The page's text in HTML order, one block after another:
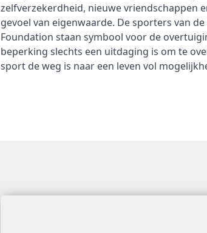
zelfverzekerdheid, nieuwe vriendschappen
gevoel van eigenwaarde. De sporters van
Foundation staan symbool voor de
beperking slechts een uitdaging is om te
sport de weg is naar een leven vol